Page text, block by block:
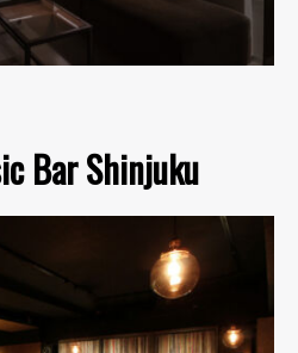
Bar Shinjuku